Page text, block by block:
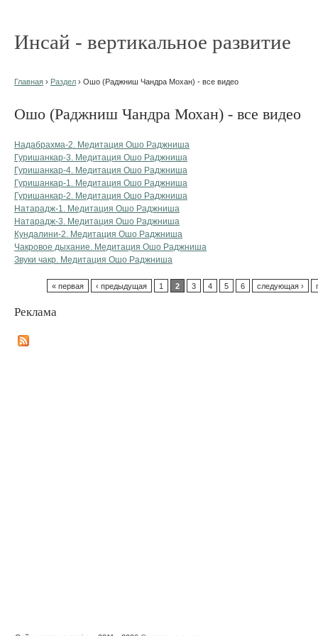
Инсай - вертикальное развитие
Главная › Раздел › Ошо (Раджниш Чандра Мохан) - все видео
Ошо (Раджниш Чандра Мохан) - все видео
Надабрахма-2. Медитация Ошо Раджниша
Гуришанкар-3. Медитация Ошо Раджниша
Гуришанкар-4. Медитация Ошо Раджниша
Гуришанкар-1. Медитация Ошо Раджниша
Гуришанкар-2. Медитация Ошо Раджниша
Натарадж-1. Медитация Ошо Раджниша
Натарадж-3. Медитация Ошо Раджниша
Кундалини-2. Медитация Ошо Раджниша
Чакровое дыхание. Медитация Ошо Раджниша
Звуки чакр. Медитация Ошо Раджниша
« первая ‹ предыдущая 1 2 3 4 5 6 следующая ›
Реклама